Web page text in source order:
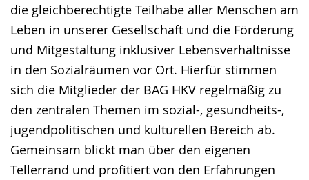
die gleichberechtigte Teilhabe aller Menschen am
Leben in unserer Gesellschaft und die Förderung
und Mitgestaltung inklusiver Lebensverhältnisse
in den Sozialräumen vor Ort. Hierfür stimmen
sich die Mitglieder der BAG HKV regelmäßig zu
den zentralen Themen im sozial-, gesundheits-,
jugendpolitischen und kulturellen Bereich ab.
Gemeinsam blickt man über den eigenen
Tellerrand und profitiert von den Erfahrungen